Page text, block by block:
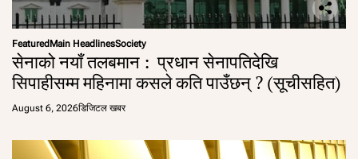
Featured Main HeadlinesSociety
सेनाको नयाँ तलबमान : प्रधान सेनापतिदेखि
सिपाहीसम्म महिनामा कसले कति पाउँछन् ? (सूचीसहित)
August 6, 2026डिजिटल खबर